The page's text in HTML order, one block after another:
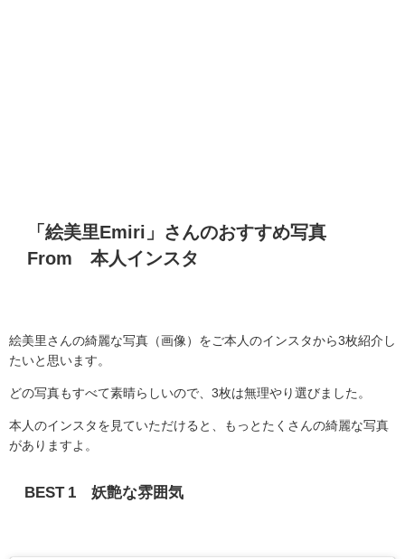
「絵美里Emiri 」さんのおすすめ写真
From 本人インスタ
絵美里さんの綺麗な写真（画像）をご本人のインスタから3枚紹介し
たいと思います。
どの写真もすべて素晴らしいので、3枚は無理やり選びました。
本人のインスタを見ていただけると、もっとたくさんの綺麗な写真
がありますよ。
BEST 1 妖艶な雰囲気